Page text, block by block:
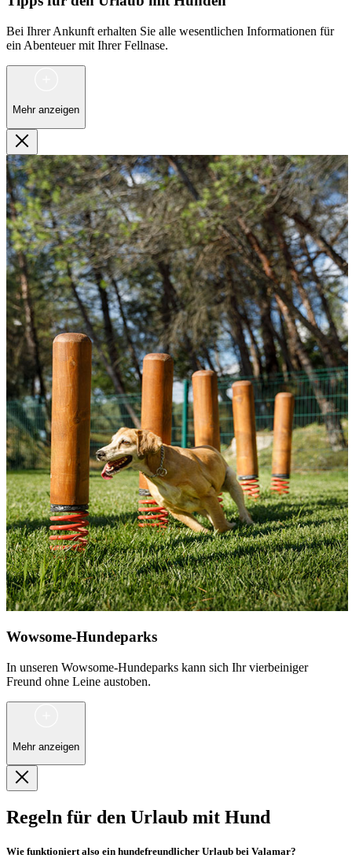
Bei Ihrer Ankunft erhalten Sie alle wesentlichen Informationen für
ein Abenteuer mit Ihrer Fellnase.
Mehr anzeigen
Wowsome-Hundeparks
In unseren Wowsome-Hundeparks kann sich Ihr vierbeiniger
Freund ohne Leine austoben.
Mehr anzeigen
Regeln für den Urlaub mit Hund
Wie funktioniert also ein hundefreundlicher Urlaub bei Valamar?